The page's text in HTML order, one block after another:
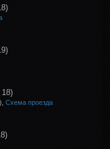
Схема проезда